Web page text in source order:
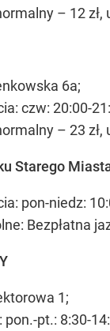
– 12 zł,
6a;
czw: 20:00-
– 23
Starego
pon-niedz:
Bezpłatna
1;
pt.: 8:30-